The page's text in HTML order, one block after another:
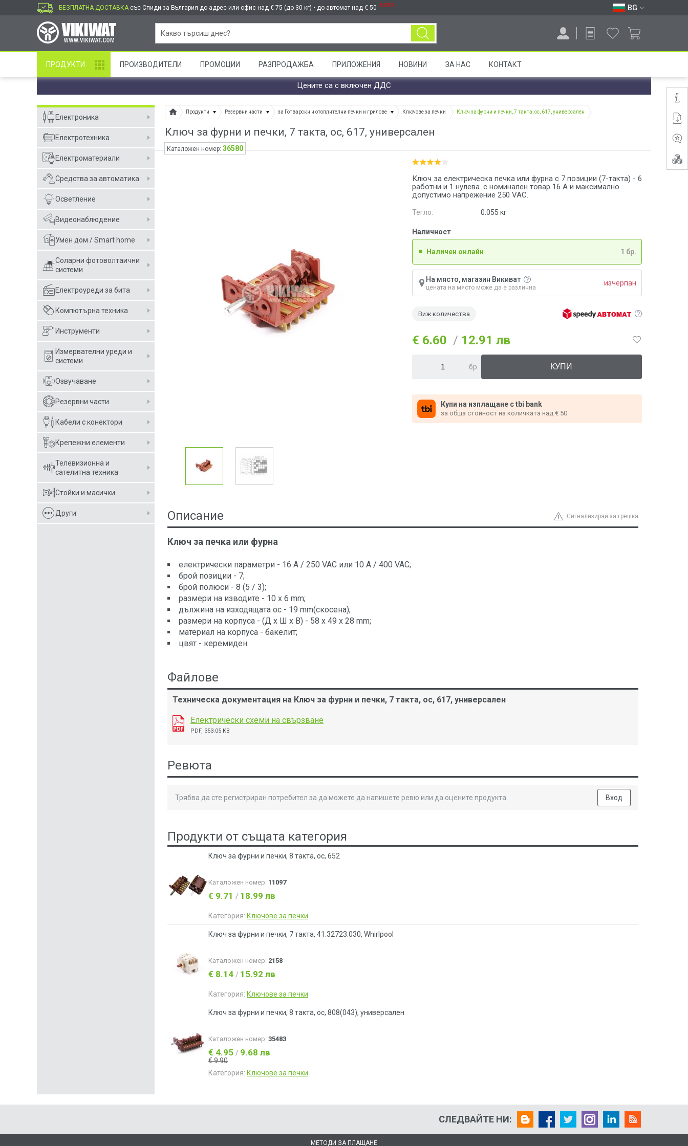
БЕЗПЛАТНА ДОСТАВКА със Спиди за България до адрес или офис над € 75 (до 30 кг) • до автомат над € 50 НОВО BG
ПРОДУКТИ ПРОИЗВОДИТЕЛИ ПРОМОЦИИ РАЗПРОДАЖБА ПРИЛОЖЕНИЯ НОВИНИ ЗА НАС КОНТАКТ
Цените са с включен ДДС
Електроника
Електротехника
Електроматериали
Средства за автоматика
Осветление
Видеонаблюдение
Умен дом / Smart home
Соларни фотоволтаични
системи
Електроуреди за бита
Компютърна техника
Инструменти
Измервателни уреди и
системи
Озвучаване
Резервни части
Кабели с конектори
Крепежни елементи
Телевизионна и
сателитна техника
Стойки и масички
Други
Продукти Резервни части за Готварски и отоплителни печки и грилове Ключове за печки Ключ за фурни и печки, 7 такта, ос, 617, универсален
Ключ за фурни и печки, 7 такта, ос, 617, универсален
Ключ за електрическа печка или фурна с 7 позиции (7-такта) - 6
работни и 1 нулева. с номинален товар 16 А и максимално
допустимо напрежение 250 VAC.
Тегло: 0.055 кг
Наличност
Наличен онлайн 1 бр.
На място, магазин Викиват
цената на място може да е различна
изчерпан
Виж количества
€ 6.60 / 12.91 лв
бр.
Купи на изплащане с tbi bank
за обща стойност на количката над € 50
Каталожен номер: 36580
Сигнализирай за грешка
Описание
Ключ за печка или фурна
електрически параметри - 16 A / 250 VAC или 10 A / 400 VAC;
брой позиции - 7;
брой полюси - 8 (5 / 3);
размери на изводите - 10 x 6 mm;
дължина на изходящата ос - 19 mm(скосена);
размери на корпуса - (Д x Ш x В) - 58 x 49 x 28 mm;
материал на корпуса - бакелит;
цвят - керемиден.
Файлове
Техническа документация на Ключ за фурни и печки, 7 такта, ос, 617, универсален
Електрически схеми на свързване
PDF, 353.05 KB
Ревюта
Трябва да сте регистриран потребител за да можете да напишете ревю или да оцените продукта. Вход
Продукти от същата категория
Ключ за фурни и печки, 8 такта, ос, 652
Каталожен номер: 11097
€ 9.71 / 18.99 лв
Категория: Ключове за печки
Ключ за фурни и печки, 7 такта, 41.32723.030, Whirlpool
Каталожен номер: 2158
€ 8.14 / 15.92 лв
Категория: Ключове за печки
Ключ за фурни и печки, 8 такта, ос, 808(043), универсален
Каталожен номер: 35483
€ 4.95 / 9.68 лв
€ 9.90
Категория: Ключове за печки
СЛЕДВАЙТЕ НИ:
МЕТОДИ ЗА ПЛАЩАНЕ